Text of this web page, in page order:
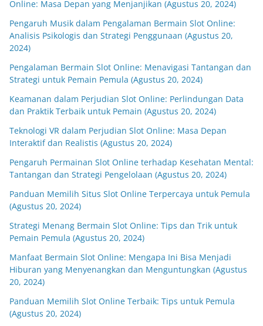
Online: Masa Depan yang Menjanjikan (Agustus 20, 2024)
Pengaruh Musik dalam Pengalaman Bermain Slot Online:
Analisis Psikologis dan Strategi Penggunaan (Agustus 20,
2024)
Pengalaman Bermain Slot Online: Menavigasi Tantangan dan
Strategi untuk Pemain Pemula (Agustus 20, 2024)
Keamanan dalam Perjudian Slot Online: Perlindungan Data
dan Praktik Terbaik untuk Pemain (Agustus 20, 2024)
Teknologi VR dalam Perjudian Slot Online: Masa Depan
Interaktif dan Realistis (Agustus 20, 2024)
Pengaruh Permainan Slot Online terhadap Kesehatan Mental:
Tantangan dan Strategi Pengelolaan (Agustus 20, 2024)
Panduan Memilih Situs Slot Online Terpercaya untuk Pemula
(Agustus 20, 2024)
Strategi Menang Bermain Slot Online: Tips dan Trik untuk
Pemain Pemula (Agustus 20, 2024)
Manfaat Bermain Slot Online: Mengapa Ini Bisa Menjadi
Hiburan yang Menyenangkan dan Menguntungkan (Agustus
20, 2024)
Panduan Memilih Slot Online Terbaik: Tips untuk Pemula
(Agustus 20, 2024)